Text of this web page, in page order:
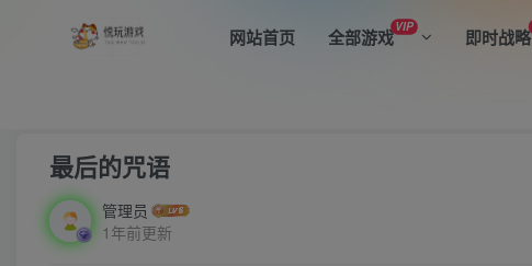
网站首页 全部游戏VIP 即时战略
最后的咒语
管理员
1年前更新